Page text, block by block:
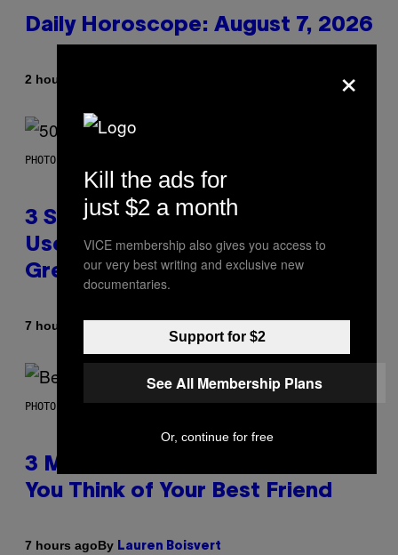
Daily Horoscope: August 7, 2026
2 hours ago
PHOTO BY GREGORY BOJORQUEZ/GETTY IMAGES
3 Songs That Were Commonly
Used As a Ringtone or Voicemail
Greeting in the 2000s
7 hours ago By
PHOTO BY KEVIN WINTER/GETTY IMAGES FOR RADIO DISNEY
3 Millennial Anthems That Make
You Think of Your Best Friend
7 hours agoBy Lauren Boisvert
×
Kill the ads for
just $2 a month
VICE membership also gives you access to
our very best writing and exclusive new
documentaries.
Support for $2
See All Membership Plans
Or, continue for free